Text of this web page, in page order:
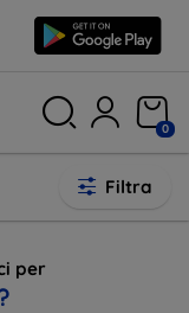
0
Filtra
per